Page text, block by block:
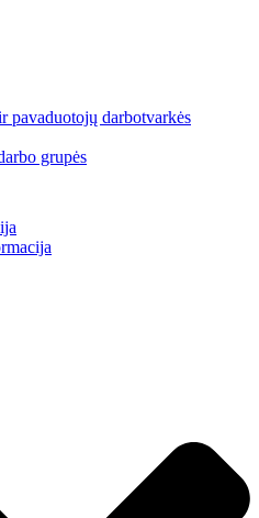
pavaduotojų darbotvarkės
grupės